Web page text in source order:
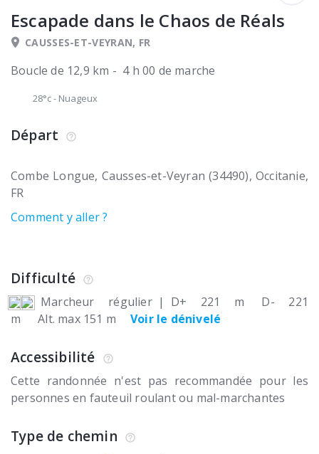
Escapade dans le Chaos de Réals
CAUSSES-ET-VEYRAN, FR
Boucle de 12,9 km - 4 h 00 de marche
28°c- Nuageux
Départ
Combe Longue Causses-et-Veyran (34490) Occitanie
FR
Comment y aller ?
Difficulté
Marcheur régulier | D+ 221 m
D- 221
m
Alt. max 151 m Voir le dénivelé
Accessibilité
Cette randonnée n'est pas recommandée pour les
personnes en fauteuil roulant ou mal-marchantes
Type de chemin